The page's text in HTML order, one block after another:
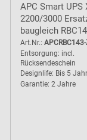
APC Smart UPS
2200/3000
baugleich
2 Jahre Garantie
Art.Nr.:
Entsorgung: incl.
Rücksendeschein
Designlife: Bis 5
Garantie: 2 Jahre